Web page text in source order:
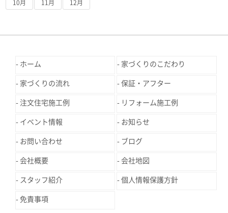
10月 11月 12月
ホーム 家づくりのこだわり
家づくりの流れ 保証・アフター
注文住宅施工例 リフォーム施工例
イベント情報 お知らせ
お問い合わせ ブログ
会社概要 会社地図
スタッフ紹介 個人情報保護方針
免責事項